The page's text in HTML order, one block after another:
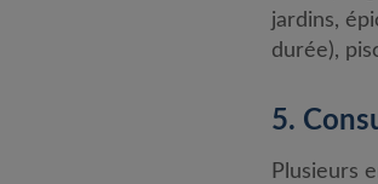
jardins,
durée),
5.
Plusieurs